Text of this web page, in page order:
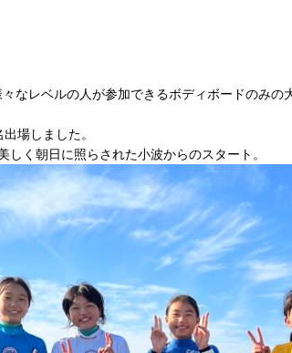
なレベルの人が参加できるボディボードのみの
場しました。
しく朝日に照らされた小波からのスタート。